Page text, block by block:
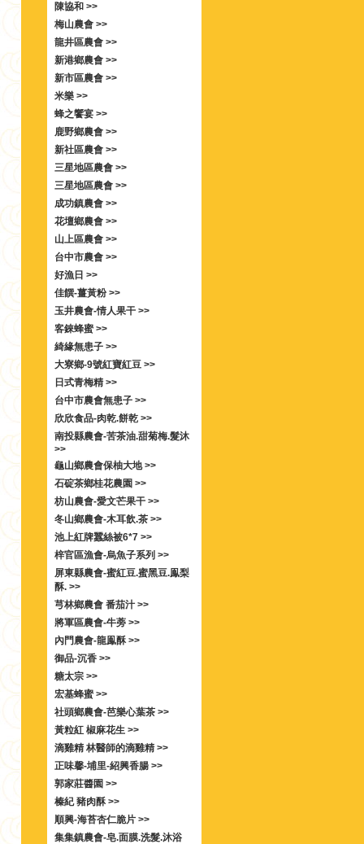
陳協和 >>
梅山農會 >>
龍井區農會 >>
新港鄉農會 >>
新市區農會 >>
米樂 >>
蜂之饗宴 >>
鹿野鄉農會 >>
新社區農會 >>
三星地區農會 >>
三星地區農會 >>
成功鎮農會 >>
花壇鄉農會 >>
山上區農會 >>
台中市農會 >>
好漁日 >>
佳饌-薑黃粉 >>
玉井農會-情人果干 >>
客錸蜂蜜 >>
綺緣無患子 >>
大寮鄉-9號紅寶紅豆 >>
日式青梅精 >>
台中市農會無患子 >>
欣欣食品-肉乾.餅乾 >>
南投縣農會-苦茶油.甜菊梅.髮沐
>>
龜山鄉農會保柚大地 >>
石碇茶鄉桂花農園 >>
枋山農會-愛文芒果干 >>
冬山鄉農會-木耳飲.茶 >>
池上紅牌蠶絲被6*7 >>
梓官區漁會-烏魚子系列 >>
屏東縣農會-蜜紅豆.蜜黑豆.鳯梨
酥. >>
芎林鄉農會 番茄汁 >>
將軍區農會-牛蒡 >>
內門農會-龍鳯酥 >>
御品-沉香 >>
糖太宗 >>
宏基蜂蜜 >>
社頭鄉農會-芭樂心葉茶 >>
黃粒紅 椒麻花生 >>
滴雞精 林醫師的滴雞精 >>
正味馨-埔里-紹興香腸 >>
郭家莊醬園 >>
榛紀 豬肉酥 >>
順興-海苔杏仁脆片 >>
集集鎮農會-皂.面膜.洗髮.沐浴